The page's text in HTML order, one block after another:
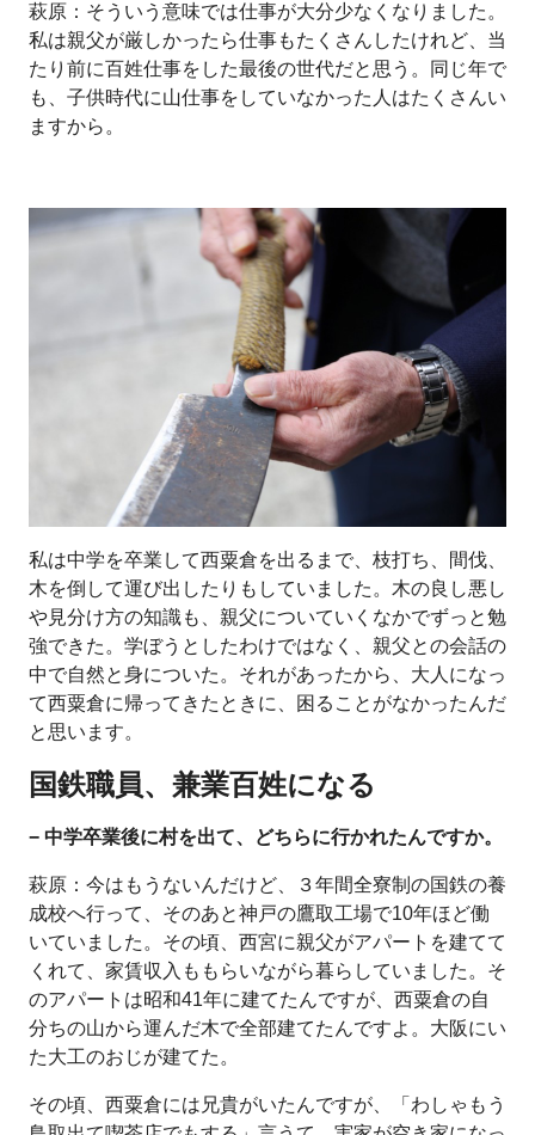
萩原：そういう意味では仕事が大分少なくなりました。
私は親父が厳しかったら仕事もたくさんしたけれど、当
たり前に百姓仕事をした最後の世代だと思う。同じ年で
も、子供時代に山仕事をしていなかった人はたくさんい
ますから。
私は中学を卒業して西粟倉を出るまで、枝打ち、間伐、
木を倒して運び出したりもしていました。木の良し悪し
や見分け方の知識も、親父についていくなかでずっと勉
強できた。学ぼうとしたわけではなく、親父との会話の
中で自然と身についた。それがあったから、大人になっ
て西粟倉に帰ってきたときに、困ることがなかったんだ
と思います。
国鉄職員、兼業百姓になる
− 中学卒業後に村を出て、どちらに行かれたんですか。
萩原：今はもうないんだけど、３年間全寮制の国鉄の養
成校へ行って、そのあと神戸の鷹取工場で10年ほど働
いていました。その頃、西宮に親父がアパートを建てて
くれて、家賃収入ももらいながら暮らしていました。そ
のアパートは昭和41年に建てたんですが、西粟倉の自
分ちの山から運んだ木で全部建てたんですよ。大阪にい
た大工のおじが建てた。
その頃、西粟倉には兄貴がいたんですが、「わしゃもう